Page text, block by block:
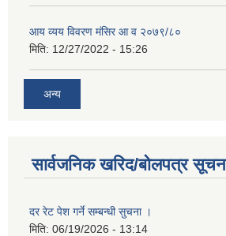
आय व्यय विवरण मंसिर आ व २०७९/८०
मिति: 12/27/2022 - 15:26
अन्य
सार्वजनिक खरिद/बोलपत्र
दर रेट पेश गर्ने सम्बन्धी सुचना ।
मिति: 06/19/2026 - 13:14